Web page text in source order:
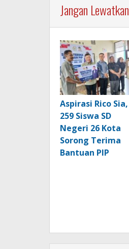
Jangan Lewatkan
Aspirasi Rico Sia,
259 Siswa SD
Negeri 26 Kota
Sorong Terima
Bantuan PIP